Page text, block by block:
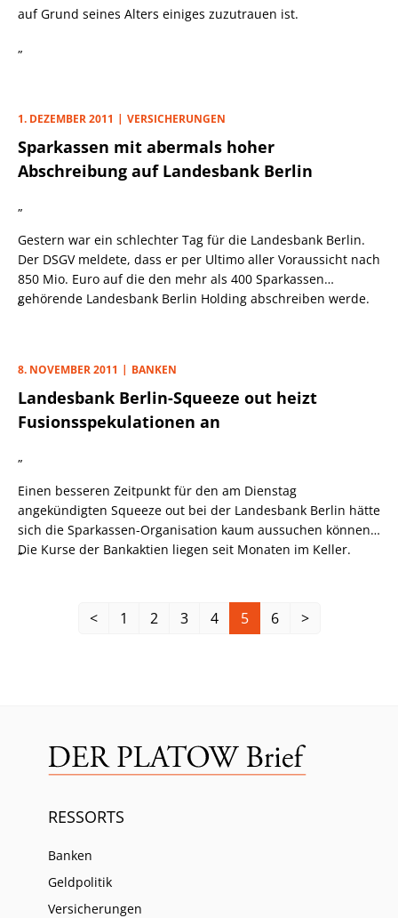
auf Grund seines Alters einiges zuzutrauen ist.
„
1. DEZEMBER 2011 VERSICHERUNGEN
Sparkassen mit abermals hoher
Abschreibung auf Landesbank Berlin
„
Gestern war ein schlechter Tag für die Landesbank Berlin.
Der DSGV meldete, dass er per Ultimo aller Voraussicht nach
850 Mio. Euro auf die den mehr als 400 Sparkassen
gehörende Landesbank Berlin Holding abschreiben werde.
„
8. NOVEMBER 2011 BANKEN
Landesbank Berlin-Squeeze out heizt
Fusionsspekulationen an
„
Einen besseren Zeitpunkt für den am Dienstag
angekündigten Squeeze out bei der Landesbank Berlin hätte
sich die Sparkassen-Organisation kaum aussuchen können.
Die Kurse der Bankaktien liegen seit Monaten im Keller.
Griechenland-Engagement für das dritte Quartal einen
Verlust vor Steuern von 125 Mio. Euro verkünden sowie sein
„
< 1 2 3 4 5 6 >
RESSORTS
Banken
Geldpolitik
Versicherungen